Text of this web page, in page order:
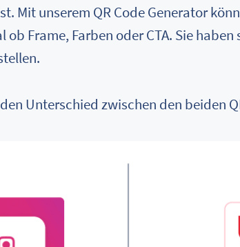
Mit unserem QR Code Generator
Frame, Farben oder CTA. Sie
Unterschied zwischen den beiden